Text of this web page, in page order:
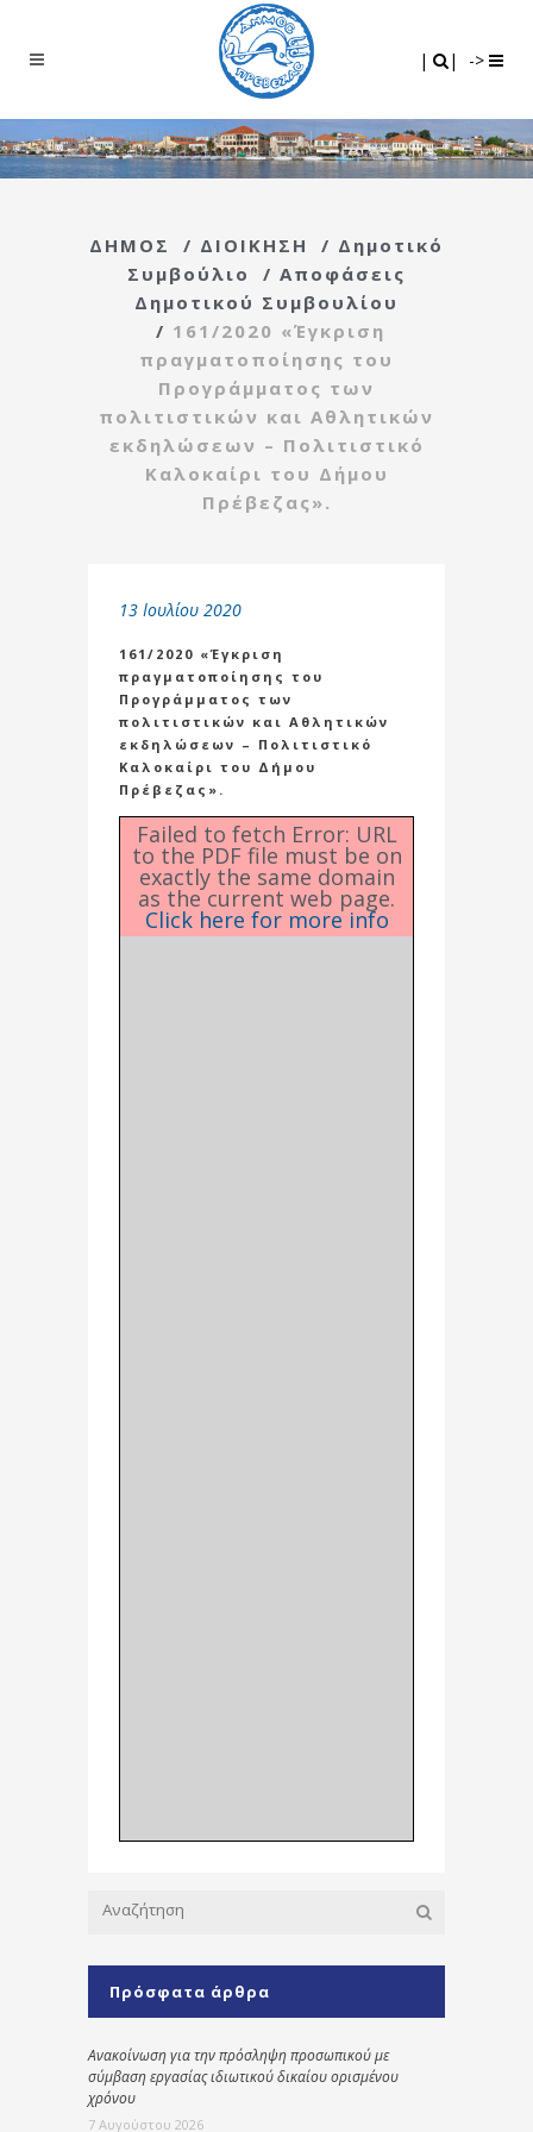
| | ->
ΔΗΜΟΣ / ΔΙΟΙΚΗΣΗ / Δημοτικό
Συμβούλιο
/ Αποφάσεις
Δημοτικού Συμβουλίου
/ 161/2020 «Έγκριση
πραγματοποίησης του
Προγράμματος των
πολιτιστικών και Αθλητικών
εκδηλώσεων – Πολιτιστικό
Καλοκαίρι του Δήμου
Πρέβεζας».
13 Ιουλίου 2020
161/2020 «Έγκριση
πραγματοποίησης του
Προγράμματος των
πολιτιστικών και Αθλητικών
εκδηλώσεων – Πολιτιστικό
Καλοκαίρι του Δήμου
Πρέβεζας».
Failed to fetch Error: URL
to the PDF file must be on
exactly the same domain
as the current web page.
Click here for more info
Πρόσφατα άρθρα
Ανακοίνωση για την πρόσληψη προσωπικού με
σύμβαση εργασίας ιδιωτικού δικαίου ορισμένου
χρόνου
7 Αυγούστου 2026